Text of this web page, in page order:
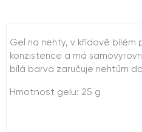
Gel na nehty, v křídově bílém
konzistence a má
bílá barva zaručuje nehtům
Hmotnost gelu: 25 g